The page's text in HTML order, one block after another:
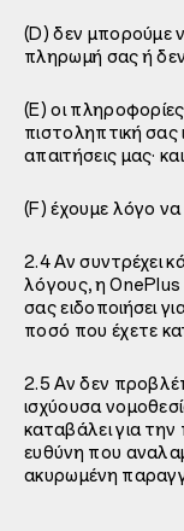
(D) δεν μπορούμε
πληρωμή σας ή
(E) οι
πιστοληπτική σας
απαιτήσεις μας·
(F) έχουμε λόγο
2.4 Αν συντρέχει
λόγους, η
σας ειδοποιήσει
ποσό που έχετε
2.5 Αν δεν
ισχύουσα
καταβάλει για
ευθύνη που
ακυρωμένη